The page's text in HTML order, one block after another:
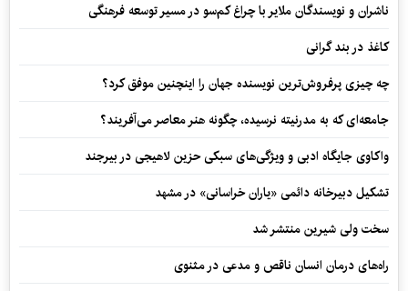
ناشران و نویسندگان ملایر با چراغ کم‌سو در مسیر توسعه فرهنگی
کاغذ در بند گرانی
چه چیزی پرفروش‌ترین نویسنده جهان را اینچنین موفق کرد؟
جامعه‌ای که به مدرنیته نرسیده، چگونه هنر معاصر می‌آفریند؟
واکاوی جایگاه ادبی و ویژگی‌های سبکی حزین لاهیجی در بیرجند
تشکیل دبیرخانه دائمی «یاران خراسانی» در مشهد
سخت ولی شیرین منتشر شد
راه‌های درمان انسان ناقص و مدعی در مثنوی